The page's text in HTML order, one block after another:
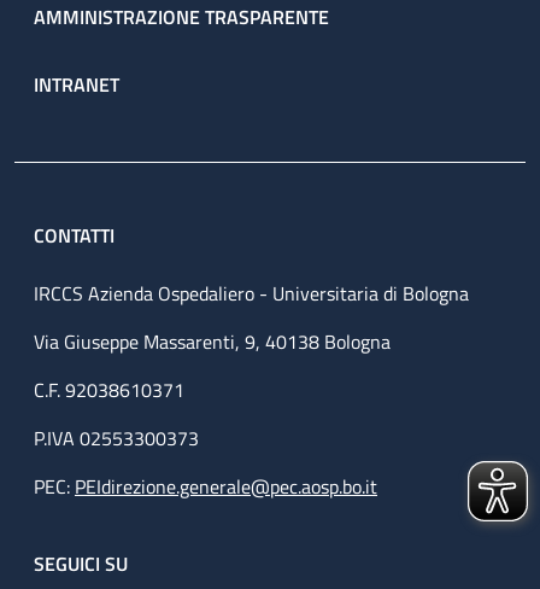
AMMINISTRAZIONE TRASPARENTE
INTRANET
CONTATTI
IRCCS Azienda Ospedaliero - Universitaria di Bologna
Via Giuseppe Massarenti, 9, 40138 Bologna
C.F. 92038610371
P.IVA 02553300373
PEC: PEIdirezione.generale@pec.aosp.bo.it
SEGUICI SU